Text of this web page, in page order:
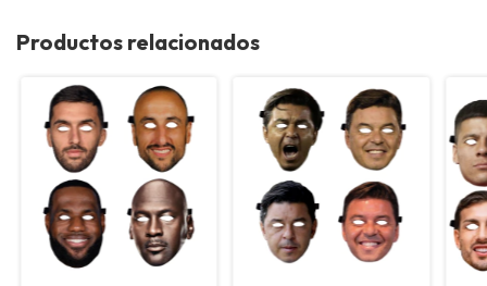
Productos relacionados